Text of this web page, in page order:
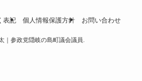
表記 個人情報保護方針 お問い合わせ
｜参政党隠岐の島町議会議員.